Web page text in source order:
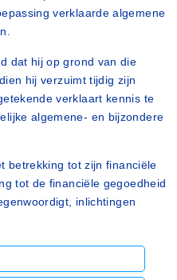
verklaarde algemene
dat hij op grond van die
hij verzuimt tijdig zijn
verklaart kennis te
algemene- en bijzondere
betrekking tot zijn financiële
tot de financiële gegoedheid
inlichtingen